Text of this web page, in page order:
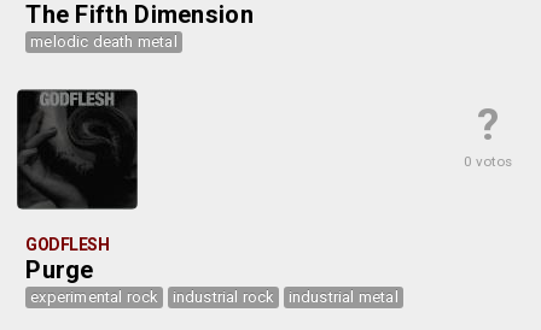
The Fifth Dimension
melodic death metal
?
0 votos
GODFLESH
Purge
experimental rock industrial rock industrial metal